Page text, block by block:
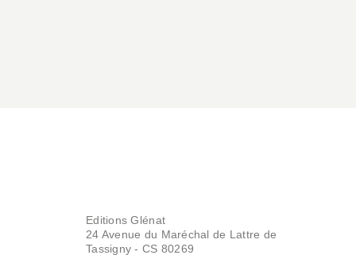
Editions Glénat
24 Avenue du Maréchal de Lattre de
Tassigny - CS 80269